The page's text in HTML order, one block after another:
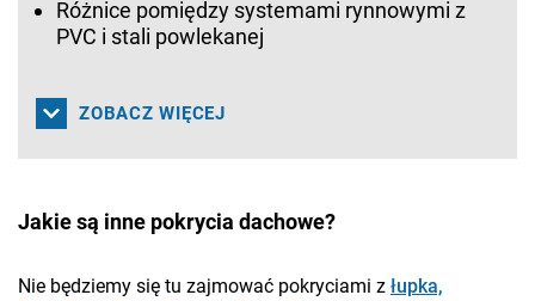
Różnice pomiędzy systemami rynnowymi z
PVC i stali powlekanej
ZOBACZ WIĘCEJ
Jakie są inne pokrycia dachowe?
Nie będziemy się tu zajmować pokryciami z łupka,